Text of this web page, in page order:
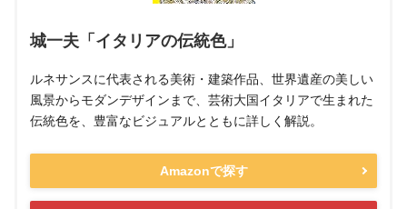
城一夫「イタリアの伝統色」
ルネサンスに代表される美術・建築作品、世界遺産の美しい
風景からモダンデザインまで、芸術大国イタリアで生まれた
伝統色を、豊富なビジュアルとともに詳しく解説。
Amazonで探す